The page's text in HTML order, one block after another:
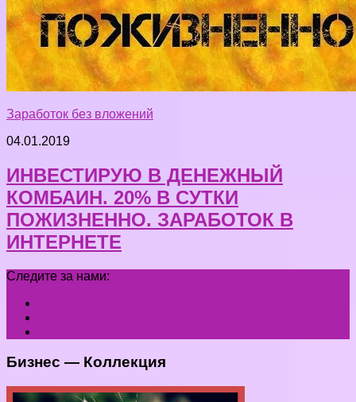
Заработок без вложений
04.01.2019
ИНВЕСТИРУЮ В ДЕНЕЖНЫЙ
КОМБАИН. 20% В СУТКИ
ПОЖИЗНЕННО. ЗАРАБОТОК В
ИНТЕРНЕТЕ
Следите за нами:
Бизнес — Коллекция